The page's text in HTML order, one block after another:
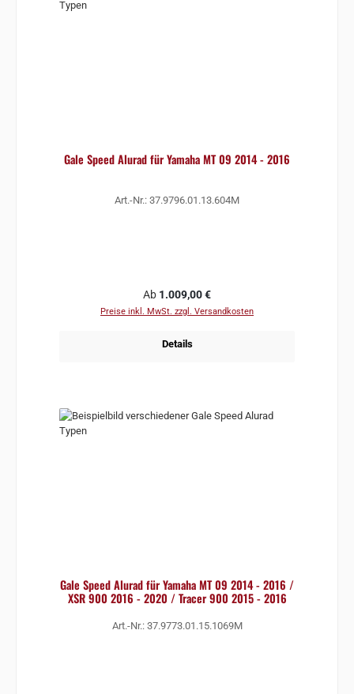
Gale Speed Alurad für Yamaha MT 09 2014 - 2016
Art.-Nr.: 37.9796.01.13.604M
Regulärer Preis:
Ab 1.009,00 €
Preise inkl. MwSt. zzgl. Versandkosten
Details
Gale Speed Alurad für Yamaha MT 09 2014 - 2016 /
XSR 900 2016 - 2020 / Tracer 900 2015 - 2016
Art.-Nr.: 37.9773.01.15.1069M